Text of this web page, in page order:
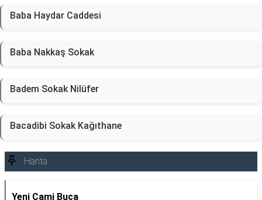
Baba Haydar Caddesi
Baba Nakkaş Sokak
Badem Sokak Nilüfer
Bacadibi Sokak Kağıthane
Harita
Yeni Cami Buca